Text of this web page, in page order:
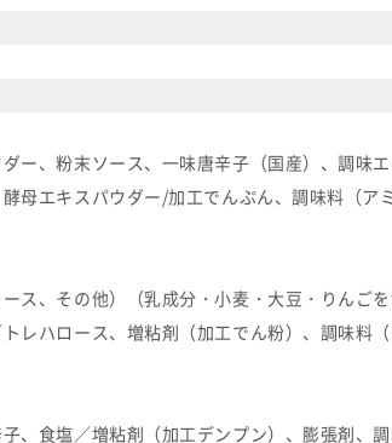
ー、粉末ソース、一味唐辛子（国産）、調味エ
母エキスパウダー/加工でんぷん、調味料（ア
ス、その他）（乳成分・小麦・大豆・りんご
レハロース、増粘剤（加工でん粉）、調味料
、食塩／増粘剤（加工デンプン）、膨張剤、調